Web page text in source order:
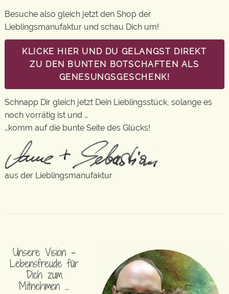
Besuche also gleich jetzt den Shop der
Lieblingsmanufaktur und schau Dich um!
KLICKE HIER UND DU GELANGST DIREKT
ZU DEN BUNTEN BOTSCHAFTEN ALS
GENESUNGSGESCHENK!
Schnapp Dir gleich jetzt Dein Lieblingsstück, solange es
noch vorrätig ist und …
…komm auf die bunte Seite des Glücks!
aus der Lieblingsmanufaktur
Unsere Vision –
Lebensfreude für
Dich zum
Mitnehmen …